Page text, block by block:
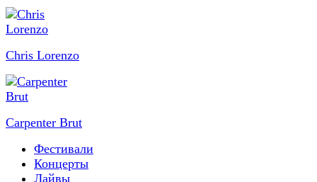
Chris Lorenzo
Carpenter Brut
Фестивали
Концерты
Лайвы